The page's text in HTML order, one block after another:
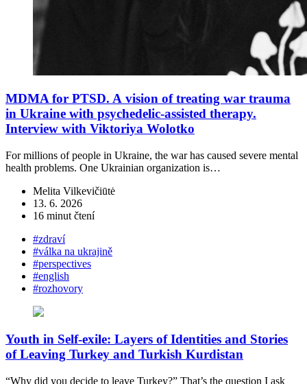
MDMA for PTSD. A vision of treating war trauma
in Ukraine with psychedelic-assisted therapy.
Interview with Viktoriya Wolotko
For millions of people in Ukraine, the war has caused severe mental
health problems. One Ukrainian organization is…
Melita Vilkevičiūtė
13. 6. 2026
16 minut čtení
#zdraví
#válka na ukrajině
#perspectives
#english
#rozhovory
Youth in Self-exile: Layers of Identities and Stories
of Leaving Turkey and Turkish Kurdistan
“Why did you decide to leave Turkey?” That’s the question I ask